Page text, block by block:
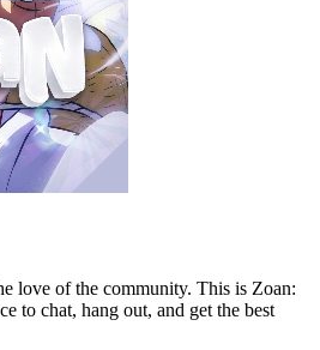
love of the community. This is Zoan:
to chat, hang out, and get the best